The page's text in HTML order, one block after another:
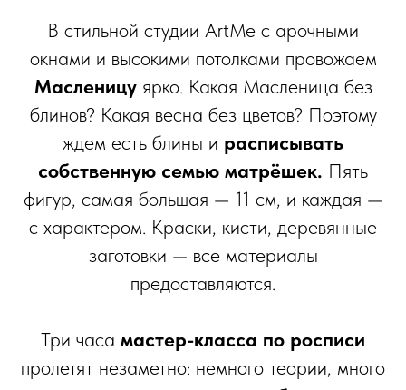
В стильной студии ArtMe с арочными
окнами и высокими потолками провожаем
Масленицуярко. Какая Масленица без
блинов? Какая весна без цветов? Поэтому
ждем есть блины и расписывать
собственную семью матрёшек. Пять
фигур, самая большая — 11 см, и каждая —
с характером. Краски, кисти, деревянные
заготовки — все материалы
предоставляются.
Три часа мастер-класса по росписи
пролетят незаметно: немного теории, много